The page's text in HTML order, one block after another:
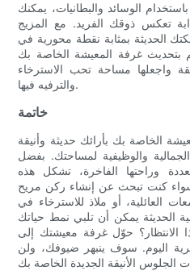
الوسائد والبطانيات، يمكنك
تعكس ذوقك الفريد. مع المزيج
الحديثة بمثابة نقطة محورية في
غرفة المعيشة الخاصة بك
واجعلها مساحة تحب الاسترخاء
والترفيه فيها.
خاتمة
الخاصة بك بأرائك حديثة وأنيقة
والوظيفية لمساحتك. بفضل
وراحتها الفاخرة، تشكل هذه
سواء كنت تبحث عن إنشاء ركن مريح
العائلية، أو ملاذ للاسترخاء في
الحديثة يمكن أن تلبي نمط حياتك
الانتظار؟ حوّل غرفة معيشتك إلى
اليوم. سوف ينبهر ضيوفك، ولن